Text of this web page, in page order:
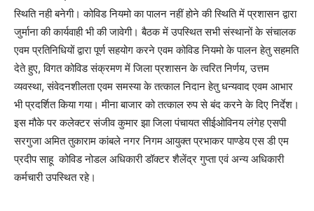
स्थिति नही बनेगी। कोविड नियमो का पालन नहीं होने की स्थिति में प्रशासन द्वारा
जुर्माना की कार्यवाही भी की जावेगी। बैठक में उपस्थित सभी संस्थानों के संचालक
एवम प्रतिनिधियों द्वारा पूर्ण सहयोग करने एवम कोविड नियमो के पालन हेतु सहमति
देते हुए, विगत कोविड संक्रमण में जिला प्रशासन के त्वरित निर्णय, उत्तम
व्यवस्था, संवेदनशीलता एवम समस्या के तत्काल निदान हेतु धन्यवाद एवम आभार
भी प्रदर्शित किया गया। मीना बाजार को तत्काल रुप से बंद करने के दिए निर्देश।
इस मौके पर कलेक्टर संजीव कुमार झा जिला पंचायत सीईओविनय लंगेह एसपी
सरगुजा अमित तुकाराम कांबले नगर निगम आयुक्त प्रभाकर पाण्डेय एस डी एम
प्रदीप साहू कोविड नोडल अधिकारी डॉक्टर शैलेंद्र गुप्ता एवं अन्य अधिकारी
कर्मचारी उपस्थित रहे।